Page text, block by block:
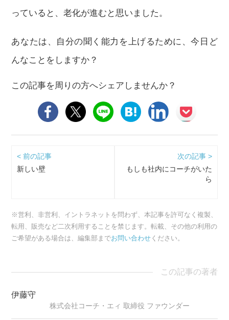
っていると、老化が進むと思いました。
あなたは、自分の聞く能力を上げるために、今日ど
んなことをしますか？
この記事を周りの方へシェアしませんか？
< 前の記事
新しい壁
次の記事 >
もしも社内にコーチがいた
ら
※営利、非営利、イントラネットを問わず、本記事を許可なく複製、
転用、販売など二次利用することを禁じます。転載、その他の利用の
ご希望がある場合は、編集部までお問い合わせ ください。
この記事の著者
伊藤守
株式会社コーチ・エィ 取締役 ファウンダー